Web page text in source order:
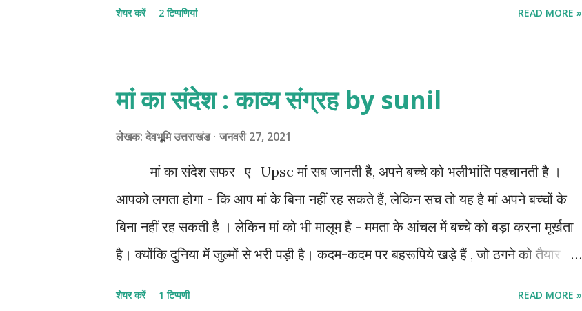
बड़ा बुद्धिमान, राजनीतिक मामलों में चतुर और कूटनीतिक व्यक्ति था । वह कठिन परिस्थितियों को
जल्दी समझ लेता था। वह एक बड़ा दूरदर्शी राजनीतिज्ञ भी था । बंगाल का गवर्नर बनने के बाद बंगाल
पर खुद शासन ना करके एक कठपुतली राजा मीर जाफर को गद्दी पर बिठाया। 1760 के बाद इंग्लैंड
वापस चला गया । लेकिन 1765 में पुनः क्लाइव को बंगाल का गवर्नर बनाकर भेजा । बंगाल का स...
शेयर करें 2 टिप्पणियां READ MORE »
मां का संदेश : काव्य संग्रह by sunil
लेखक: देवभूमि उत्तराखंड जनवरी 27, 2021
मां का संदेश सफर -ए- Upsc मां सब जानती है, अपने बच्चे को भलीभांति पहचानती है ।
आपको लगता होगा - कि आप मां के बिना नहीं रह सकते हैं,‌ लेकिन सच तो यह है मां अपने बच्चों के
बिना नहीं रह सकती है । लेकिन मां को भी मालूम है - ममता के आंचल में बच्चे को बड़ा करना मूर्खता
है। क्योंकि दुनिया में जुल्मों से भरी पड़ी है। कदम-कदम पर बहरूपिये खड़े हैं , जो ठगने को तैयार
शेयर करें 1 टिप्पणी READ MORE »